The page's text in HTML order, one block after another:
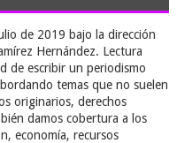
de 2019 bajo la dirección
Hernández. Lectura
de escribir un periodismo
temas que no suelen
originarios, derechos
damos cobertura a los
economía, recursos